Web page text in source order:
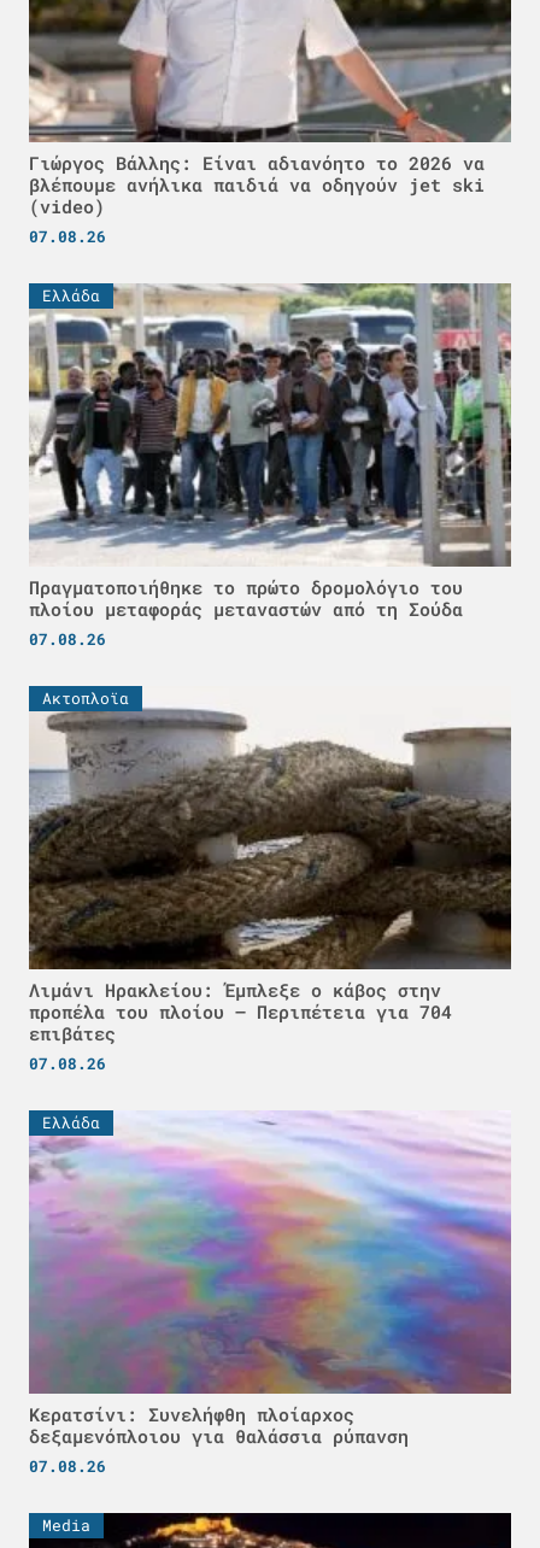
Γιώργος Βάλλης: Είναι αδιανόητο το 2026 να
βλέπουμε ανήλικα παιδιά να οδηγούν jet ski
(video)
07.08.26
Ελλάδα
Πραγματοποιήθηκε το πρώτο δρομολόγιο του
πλοίου μεταφοράς μεταναστών από τη Σούδα
07.08.26
Ακτοπλοϊα
Λιμάνι Ηρακλείου: Έμπλεξε ο κάβος στην
προπέλα του πλοίου – Περιπέτεια για 704
επιβάτες
07.08.26
Ελλάδα
Κερατσίνι: Συνελήφθη πλοίαρχος
δεξαμενόπλοιου για θαλάσσια ρύπανση
07.08.26
Media